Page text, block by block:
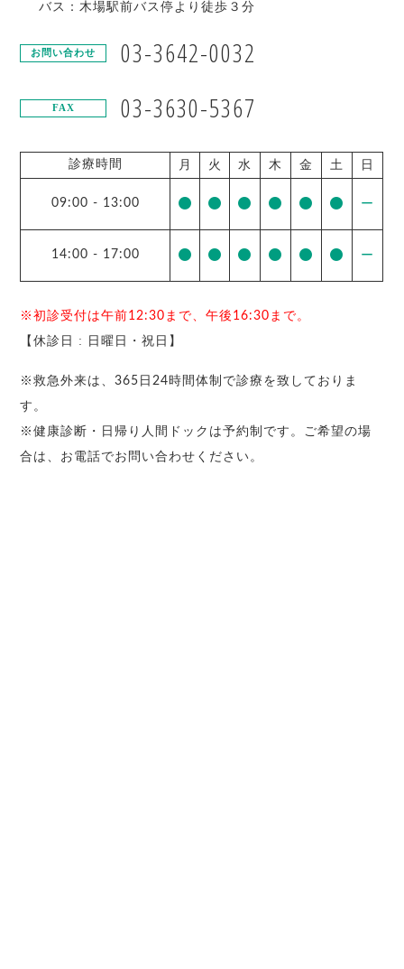
バス：木場駅前バス停より徒歩３分
お問い合わせ 03-3642-0032
FAX 03-3630-5367
診療時間 月 火 水 木 金 土 日
09:00 - 13:00 ー
14:00 - 17:00 ー
※初診受付は午前12:30まで、午後16:30まで。
【休診日 : 日曜日・祝日】
※救急外来は、365日24時間体制で診療を致しておりま
す。
※健康診断・日帰り人間ドックは予約制です。ご希望の場
合は、お電話でお問い合わせください。